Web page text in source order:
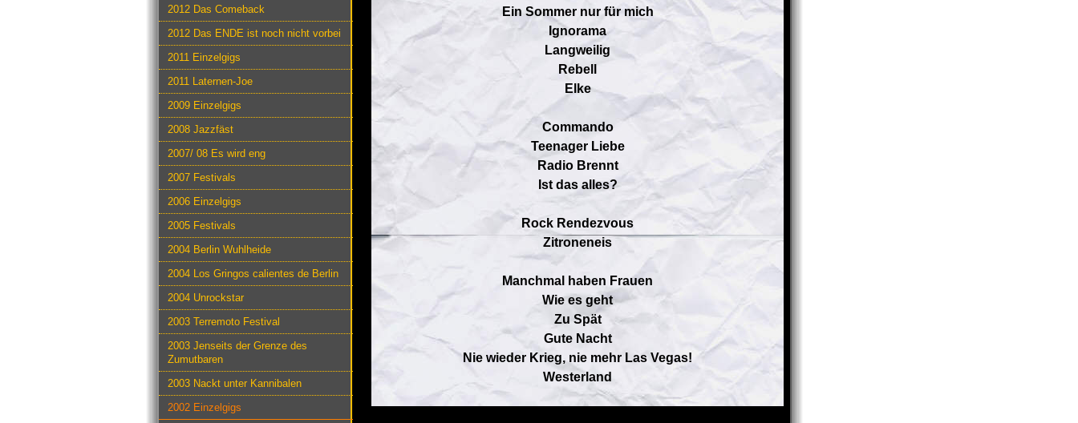
2012 Das Comeback
2012 Das ENDE ist noch nicht vorbei
2011 Einzelgigs
2011 Laternen-Joe
2009 Einzelgigs
2008 Jazzfäst
2007/ 08 Es wird eng
2007 Festivals
2006 Einzelgigs
2005 Festivals
2004 Berlin Wuhlheide
2004 Los Gringos calientes de Berlin
2004 Unrockstar
2003 Terremoto Festival
2003 Jenseits der Grenze des
Zumutbaren
2003 Nackt unter Kannibalen
2002 Einzelgigs
Ein Sommer nur für mich
Ignorama
Langweilig
Rebell
Elke
Commando
Teenager Liebe
Radio Brennt
Ist das alles?
Rock Rendezvous
Zitroneneis
Manchmal haben Frauen
Wie es geht
Zu Spät
Gute Nacht
Nie wieder Krieg, nie mehr Las Vegas!
Westerland